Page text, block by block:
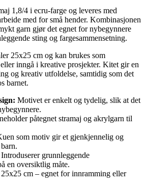
1,8/4 i ecru-farge og leveres med
med for små hender. Kombinasjonen
garn gjør det egnet for nybegynnere
sting og fargesammensetning.
25x25 cm og kan brukes som
inngå i kreative prosjekter. Kitet gir en
og kreativ utfoldelse, samtidig som det
barnet.
Motivet er enkelt og tydelig, slik at det
påtegnet stramaj og akrylgarn til
som motiv gir et gjenkjennelig og
Introduserer grunnleggende
en oversiktlig måte.
25x25 cm – egnet for innramming eller